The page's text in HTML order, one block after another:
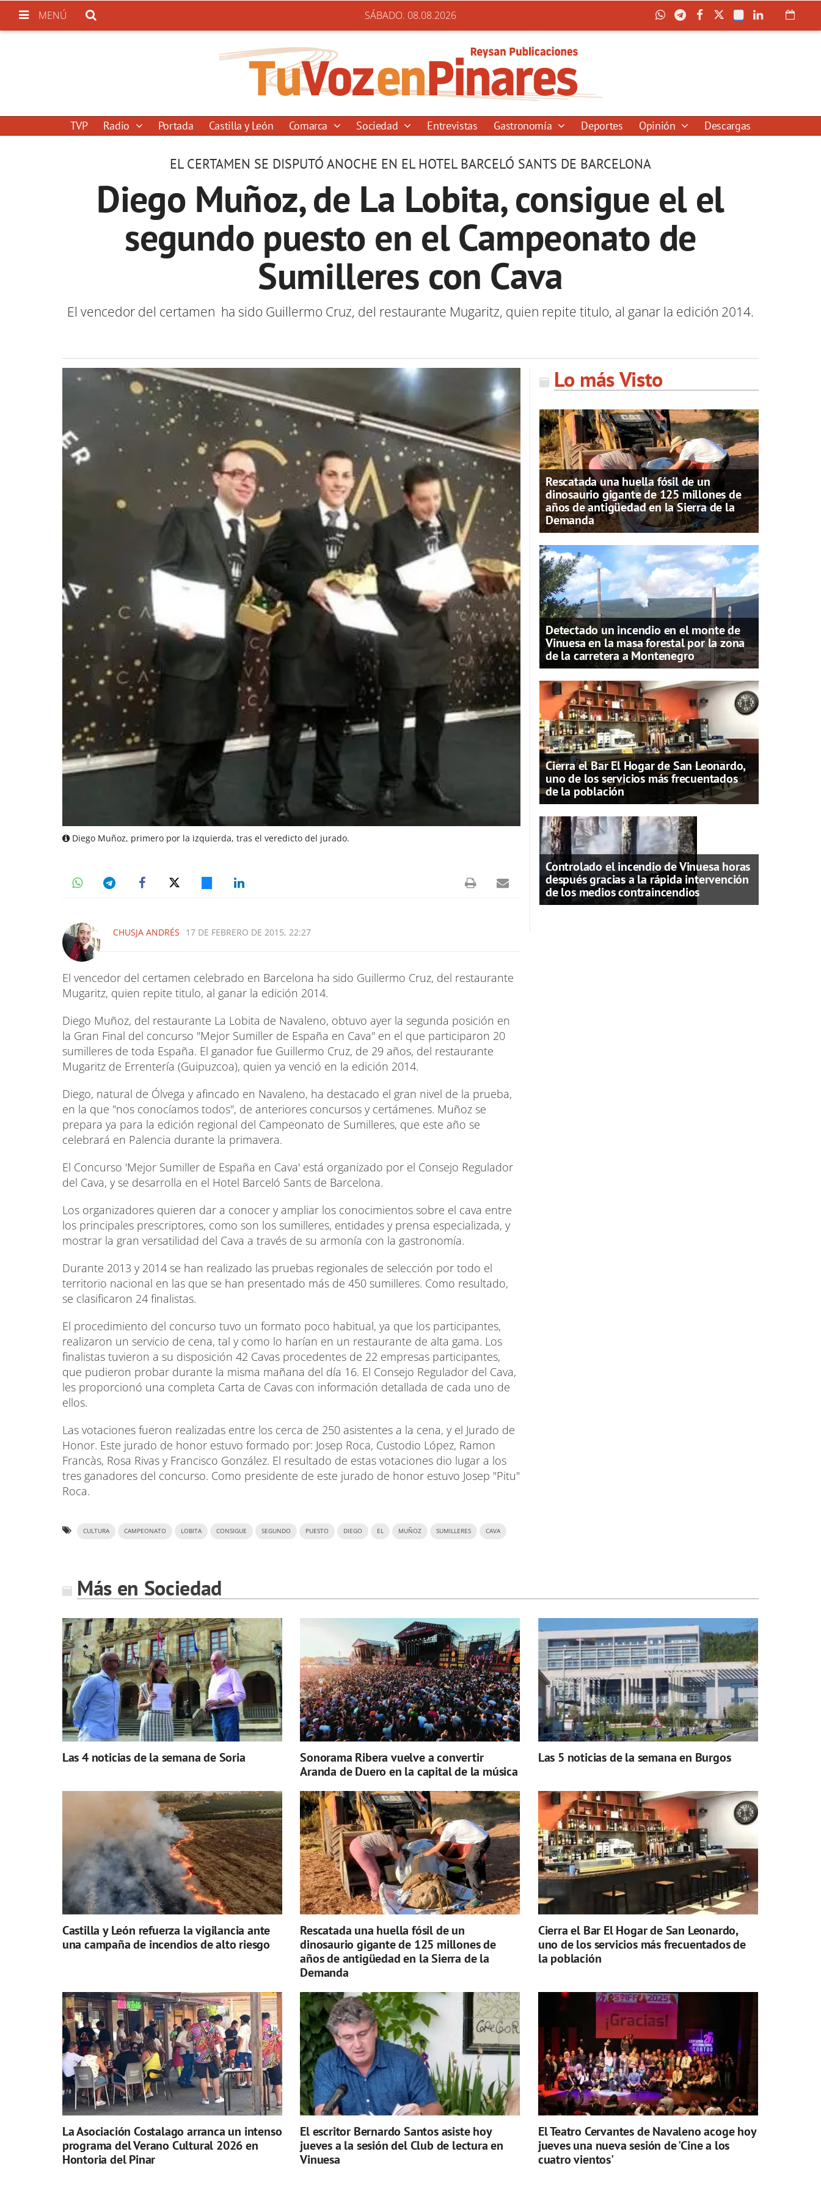
MENÚ SÁBADO. 08.08.2026
TVP Radio Portada Castilla y León Comarca Sociedad Entrevistas Gastronomía Deportes Opinión Descargas
EL CERTAMEN SE DISPUTÓ ANOCHE EN EL HOTEL BARCELÓ SANTS DE BARCELONA
Diego Muñoz, de La Lobita, consigue el el
segundo puesto en el Campeonato de
Sumilleres con Cava
El vencedor del certamen ha sido Guillermo Cruz, del restaurante Mugaritz, quien repite titulo, al ganar la edición 2014.
Diego Muñoz, primero por la izquierda, tras el veredicto del jurado.
CHUSJA ANDRÉS 17 DE FEBRERO DE 2015, 22:27
El vencedor del certamen celebrado en Barcelona ha sido Guillermo Cruz, del restaurante
Mugaritz, quien repite titulo, al ganar la edición 2014.
Diego Muñoz, del restaurante La Lobita de Navaleno, obtuvo ayer la segunda posición en
la Gran Final del concurso "Mejor Sumiller de España en Cava" en el que participaron 20
sumilleres de toda España. El ganador fue Guillermo Cruz, de 29 años, del restaurante
Mugaritz de Errentería (Guipuzcoa), quien ya venció en la edición 2014.
Diego, natural de Ólvega y afincado en Navaleno, ha destacado el gran nivel de la prueba,
en la que "nos conocíamos todos", de anteriores concursos y certámenes. Muñoz se
prepara ya para la edición regional del Campeonato de Sumilleres, que este año se
celebrará en Palencia durante la primavera.
El Concurso 'Mejor Sumiller de España en Cava' está organizado por el Consejo Regulador
del Cava, y se desarrolla en el Hotel Barceló Sants de Barcelona.
Los organizadores quieren dar a conocer y ampliar los conocimientos sobre el cava entre
los principales prescriptores, como son los sumilleres, entidades y prensa especializada, y
mostrar la gran versatilidad del Cava a través de su armonía con la gastronomía.
Durante 2013 y 2014 se han realizado las pruebas regionales de selección por todo el
territorio nacional en las que se han presentado más de 450 sumilleres. Como resultado,
se clasificaron 24 finalistas.
El procedimiento del concurso tuvo un formato poco habitual, ya que los participantes,
realizaron un servicio de cena, tal y como lo harían en un restaurante de alta gama. Los
finalistas tuvieron a su disposición 42 Cavas procedentes de 22 empresas participantes,
que pudieron probar durante la misma mañana del día 16. El Consejo Regulador del Cava,
les proporcionó una completa Carta de Cavas con información detallada de cada uno de
ellos.
Las votaciones fueron realizadas entre los cerca de 250 asistentes a la cena, y el Jurado de
Honor. Este jurado de honor estuvo formado por: Josep Roca, Custodio López, Ramon
Francàs, Rosa Rivas y Francisco González. El resultado de estas votaciones dio lugar a los
tres ganadores del concurso. Como presidente de este jurado de honor estuvo Josep "Pitu"
Roca.
CULTURA CAMPEONATO LOBITA CONSIGUE SEGUNDO PUESTO DIEGO EL MUÑOZ SUMILLERES CAVA
Lo más Visto
Rescatada una huella fósil de un
dinosaurio gigante de 125 millones de
años de antigüedad en la Sierra de la
Demanda
Detectado un incendio en el monte de
Vinuesa en la masa forestal por la zona
de la carretera a Montenegro
Cierra el Bar El Hogar de San Leonardo,
uno de los servicios más frecuentados
de la población
Controlado el incendio de Vinuesa horas
después gracias a la rápida intervención
de los medios contraincendios
Más en Sociedad
Las 4 noticias de la semana de Soria
Sonorama Ribera vuelve a convertir
Aranda de Duero en la capital de la música
Las 5 noticias de la semana en Burgos
Castilla y León refuerza la vigilancia ante
una campaña de incendios de alto riesgo
Rescatada una huella fósil de un
dinosaurio gigante de 125 millones de
años de antigüedad en la Sierra de la
Demanda
Cierra el Bar El Hogar de San Leonardo,
uno de los servicios más frecuentados de
la población
La Asociación Costalago arranca un intenso
programa del Verano Cultural 2026 en
Hontoria del Pinar
El escritor Bernardo Santos asiste hoy
jueves a la sesión del Club de lectura en
Vinuesa
El Teatro Cervantes de Navaleno acoge hoy
jueves una nueva sesión de 'Cine a los
cuatro vientos'